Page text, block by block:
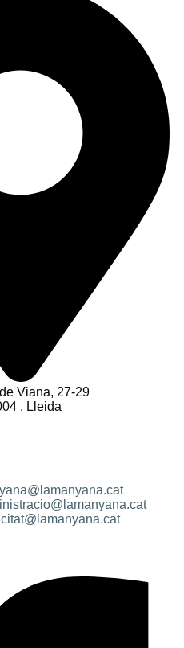
Viana, 27-29
, Lleida